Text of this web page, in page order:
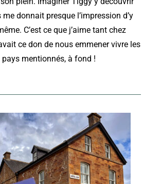
donnait presque l’impression d’y
C’est ce que j’aime tant chez
ce don de nous emmener vivre les
mentionnés, à fond !